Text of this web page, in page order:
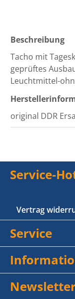
Beschreibung
Tacho mit
geprüftes
Leuchtmittel-
original DDR
Service-
Vertrag
Service